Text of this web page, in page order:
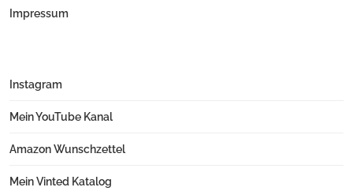
Impressum
Instagram
Mein YouTube Kanal
Amazon Wunschzettel
Mein Vinted Katalog